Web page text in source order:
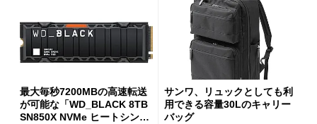
最大毎秒7200MBの高速転送
が可能な「WD_BLACK 8TB
SN850X NVMe ヒートシンク
サンワ、リュックとしても利
用できる容量30Lのキャリー
バッグ